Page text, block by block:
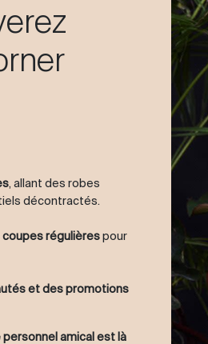
, allant des robes
décontractés.
régulièrespour
et des promotions
personnel amical est là